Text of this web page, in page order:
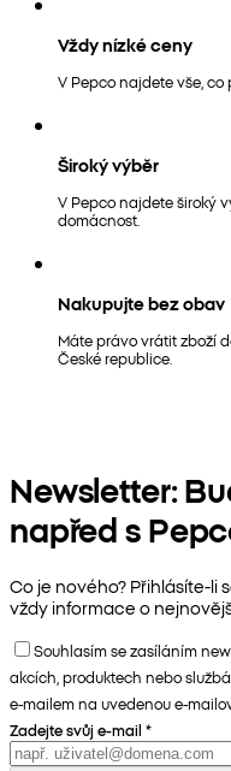
Vždy nízké ceny
V Pepco najdete vše, co
Široký výběr
V Pepco najdete široký
domácnost.
Nakupujte bez obav
Máte právo vrátit zboží
České republice.
Newsletter:
napřed s
Co je nového? Přihlásíte-li
vždy informace o
Souhlasím se zasíláním
akcích, produktech nebo
e-mailem na uvedenou e-
Zadejte svůj e-mail *